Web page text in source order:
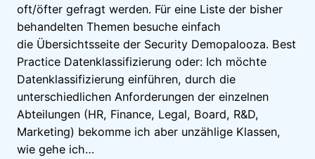
oft/öfter gefragt werden. Für eine Liste der bisher
behandelten Themen besuche einfach
die Übersichtsseite der Security Demopalooza. Best
Practice Datenklassifizierung oder: Ich möchte
Datenklassifizierung einführen, durch die
unterschiedlichen Anforderungen der einzelnen
Abteilungen (HR, Finance, Legal, Board, R&D,
Marketing) bekomme ich aber unzählige Klassen,
wie gehe ich…